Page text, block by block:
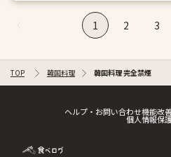
1 2 3
TOP 韓国料理 韓国料理 完全禁煙
ヘルプ・お問い合わせ機能改
個人情報保